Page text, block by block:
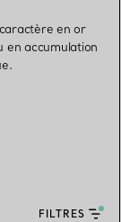
en or
en accumulation
FILTRES